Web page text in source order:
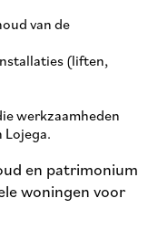
van de
(liften,
werkzaamheden
Lojega.
en patrimonium
woningen voor